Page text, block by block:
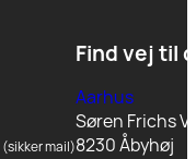
(sikker mail)
Find vej til
Aarhus
Søren Frichs
8230 Åbyhøj